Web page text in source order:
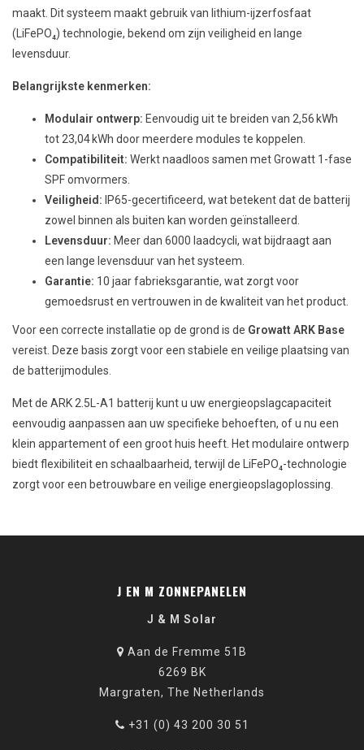
maakt. Dit systeem maakt gebruik van lithium-ijzerfosfaat
(LiFePO₄) technologie, bekend om zijn veiligheid en lange
levensduur.
Belangrijkste kenmerken:
Modulair ontwerp: Eenvoudig uit te breiden van 2,56 kWh
tot 23,04 kWh door meerdere modules te koppelen.
Compatibiliteit: Werkt naadloos samen met Growatt 1-fase
SPF omvormers.
Veiligheid: IP65-gecertificeerd, wat betekent dat de batterij
zowel binnen als buiten kan worden geïnstalleerd.
Levensduur: Meer dan 6000 laadcycli, wat bijdraagt aan
een lange levensduur van het systeem.
Garantie: 10 jaar fabrieksgarantie, wat zorgt voor
gemoedsrust en vertrouwen in de kwaliteit van het product.
Voor een correcte installatie op de grond is de Growatt ARK Base
vereist. Deze basis zorgt voor een stabiele en veilige plaatsing van
de batterijmodules.
Met de ARK 2.5L-A1 batterij kunt u uw energieopslagcapaciteit
eenvoudig aanpassen aan uw specifieke behoeften, of u nu een
klein appartement of een groot huis heeft. Het modulaire ontwerp
biedt flexibiliteit en schaalbaarheid, terwijl de LiFePO₄-technologie
zorgt voor een betrouwbare en veilige energieopslagoplossing.
J EN M ZONNEPANELEN
J & M Solar
Aan de Fremme 51B
6269 BK
Margraten, The Netherlands
+31 (0) 43 200 30 51